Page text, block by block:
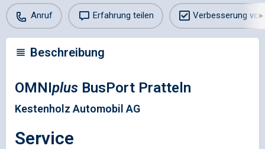
Anruf Erfahrung teilen Verbesserung
Beschreibung
OMNIplus BusPort Pratteln
Kestenholz Automobil AG
Service